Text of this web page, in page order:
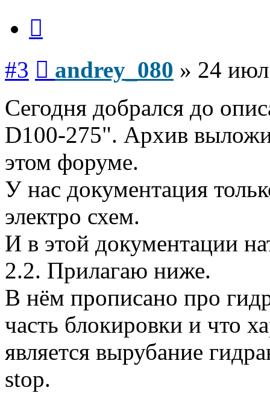
#3 andrey_080 » 24
Сегодня добрался до
D100-275". Архив
этом форуме.
У нас документация
электро схем.
И в этой документации
2.2. Прилагаю ниже.
В нём прописано про
часть блокировки и что
является вырубание
stop.